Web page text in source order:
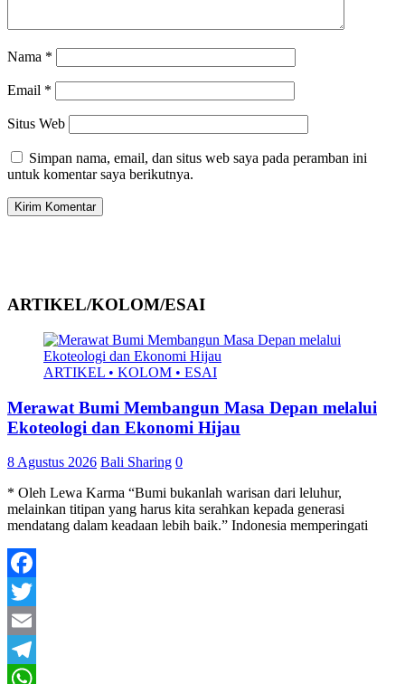
Nama *
Email *
Situs Web
Simpan nama, email, dan situs web saya pada peramban ini
untuk komentar saya berikutnya.
ARTIKEL/KOLOM/ESAI
ARTIKEL • KOLOM • ESAI
Merawat Bumi Membangun Masa Depan melalui
Ekoteologi dan Ekonomi Hijau
8 Agustus 2026 Bali Sharing 0
* Oleh Lewa Karma “Bumi bukanlah warisan dari leluhur,
melainkan titipan yang harus kita serahkan kepada generasi
mendatang dalam keadaan lebih baik.” Indonesia memperingati
Facebook
Twitter
Email
Telegram